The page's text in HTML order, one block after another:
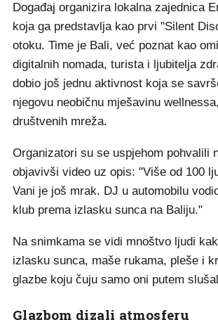
Događaj organizira lokalna zajednica
koja ga predstavlja kao prvi "Silent
otoku. Time je Bali, već poznat kao
digitalnih nomada, turista i ljubitelja
dobio još jednu aktivnost koja se
njegovu neobičnu mješavinu
društvenih mreža.
Organizatori su se uspjehom pohvalili
objavivši video uz opis: "Više od 100
Vani je još mrak. DJ u automobilu
klub prema izlasku sunca na Baliju."
Na snimkama se vidi mnoštvo ljudi
izlasku sunca, maše rukama, pleše i
glazbe koju čuju samo oni putem
Glazbom dizali atmosferu